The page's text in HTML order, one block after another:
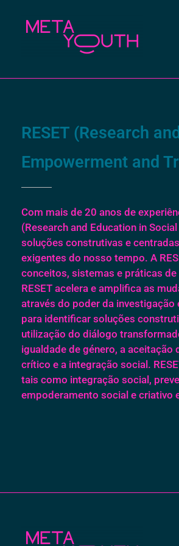
RESET (Research
Empowerment and
Com mais de 20 anos de
(Research and Education in
soluções construtivas e
exigentes do nosso tempo. A
conceitos, sistemas e práticas
RESET acelera e amplifica as
através do poder da
para identificar soluções
utilização do diálogo
igualdade de género, a
crítico e a integração social.
tais como integração social,
empoderamento social e criativo